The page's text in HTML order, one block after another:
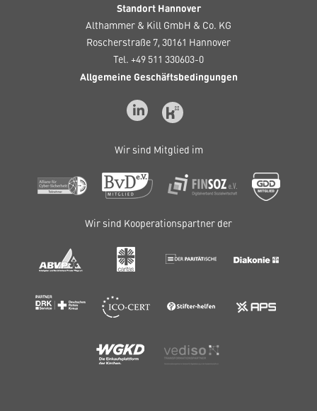
Standort Hannover
Althammer & Kill GmbH & Co. KG
Roscherstraße 7, 30161 Hannover
Tel. +49 511 330603-0
Allgemeine Geschäftsbedingungen
Wir sind Mitglied im
Wir sind Kooperationspartner der